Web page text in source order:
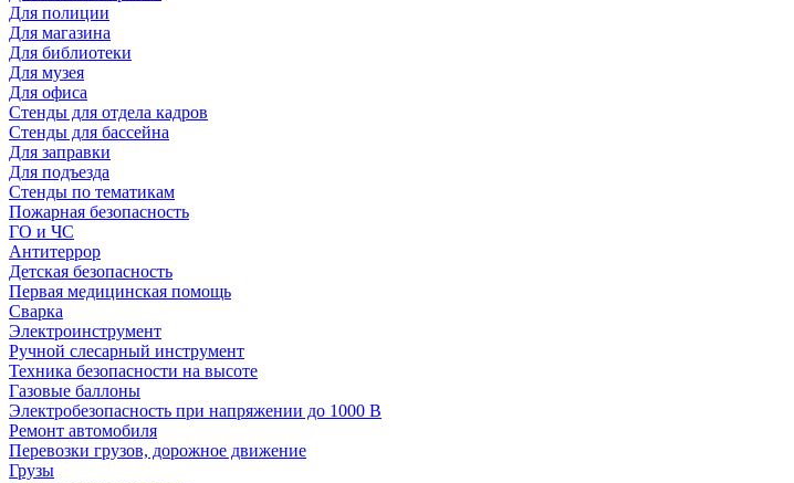
Для полиции
Для магазина
Для библиотеки
Для музея
Для офиса
Стенды для отдела кадров
Стенды для бассейна
Для заправки
Для подъезда
Стенды по тематикам
Пожарная безопасность
ГО и ЧС
Антитеррор
Детская безопасность
Первая медицинская помощь
Сварка
Электроинструмент
Ручной слесарный инструмент
Техника безопасности на высоте
Газовые баллоны
Электробезопасность при напряжении до 1000 В
Ремонт автомобиля
Перевозки грузов, дорожное движение
Грузы